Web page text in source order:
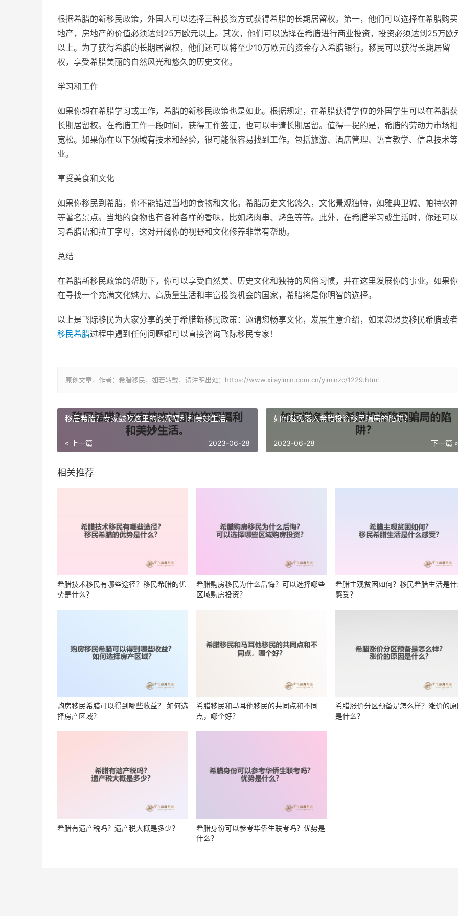
根据希腊的新移民政策，外国人可以选择三种投资方式获得希腊的长期居留权。第一，他们可以选择在希腊购
地产，房地产的价值必须达到25万欧元以上。其次，他们可以选择在希腊进行商业投资，投资必须达到25万欧
以上。为了获得希腊的长期居留权，他们还可以将至少10万欧元的资金存入希腊银行。移民可以获得长期居留
权，享受希腊美丽的自然风光和悠久的历史文化。
学习和工作
如果你想在希腊学习或工作，希腊的新移民政策也是如此。根据规定，在希腊获得学位的外国学生可以在希腊
长期居留权。在希腊工作一段时间，获得工作签证，也可以申请长期居留。值得一提的是，希腊的劳动力市场
宽松。如果你在以下领域有技术和经验，很可能很容易找到工作。包括旅游、酒店管理、语言教学、信息技术
业。
享受美食和文化
如果你移民到希腊，你不能错过当地的食物和文化。希腊历史文化悠久，文化景观独特，如雅典卫城、帕特农
等著名景点。当地的食物也有各种各样的香味，比如烤肉串、烤鱼等等。此外，在希腊学习或生活时，你还可
习希腊语和拉丁字母，这对开阔你的视野和文化修养非常有帮助。
总结
在希腊新移民政策的帮助下，你可以享受自然美、历史文化和独特的风俗习惯，并在这里发展你的事业。如果
在寻找一个充满文化魅力、高质量生活和丰富投资机会的国家，希腊将是你明智的选择。
以上是飞际移民为大家分享的关于希腊新移民政策：邀请您畅享文化，发展生意介绍，如果您想要移民希腊或
移民希腊过程中遇到任何问题都可以直接咨询飞际移民专家！
原创文章，作者：希腊移民，如若转载，请注明出处：https://www.xilayimin.com.cn/yiminzc/1229.html
移居希腊？专家鼓吹这里的资深福利和美妙生活。
« 上一篇 2023-06-28
如何避免落入希腊投资移民骗局的陷阱？
下一篇 »
2023-06-28
相关推荐
希腊技术移民有哪些途径？移民希腊的优
势是什么？
希腊购房移民为什么后悔？可以选择哪些
区域购房投资？
希腊主观贫困如何？移民希腊生活是
感受？
购房移民希腊可以得到哪些收益？ 如何选
择房产区域？
希腊移民和马耳他移民的共同点和不同
点，哪个好？
希腊涨价分区预备是怎么样？涨价的
是什么？
希腊有遗产税吗？遗产税大概是多少？
希腊身份可以参考华侨生联考吗？优势是
什么？